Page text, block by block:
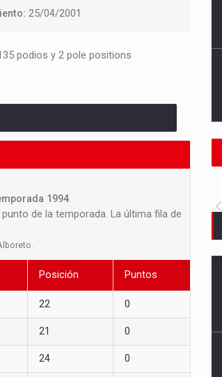
25/04/2001
podios y 2 pole positions
1994.
de la temporada. La última fila de
Posición Puntos
22 0
21 0
24 0
THE WORLD
URGED BY ECONOMISTS